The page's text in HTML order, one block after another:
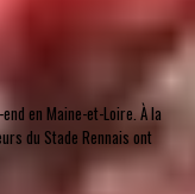
en Maine-et-Loire. À la
du Stade Rennais ont